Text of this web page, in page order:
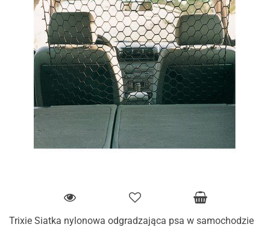
Trixie Siatka nylonowa odgradzająca psa w samochodzie